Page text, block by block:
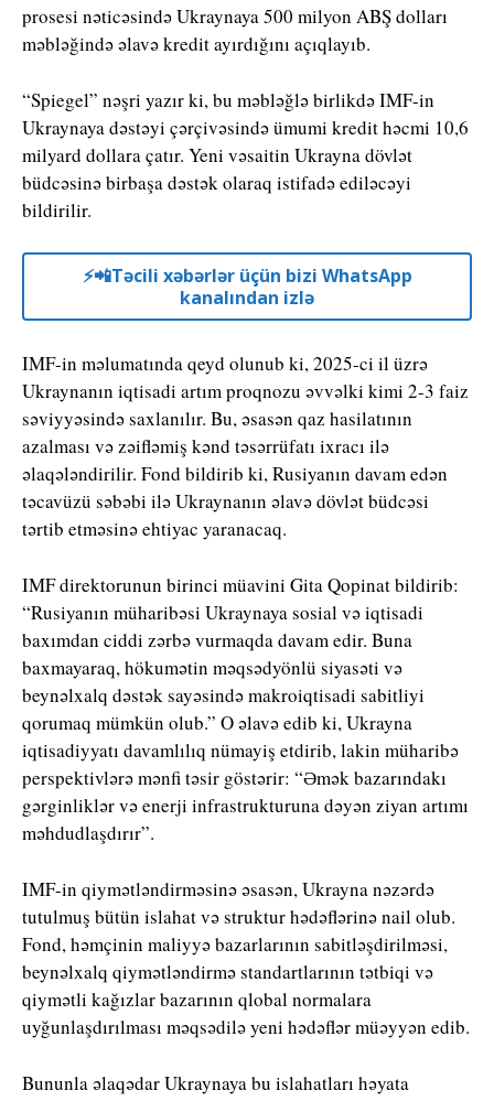
prosesi nəticəsində Ukraynaya 500 milyon ABŞ dolları
məbləğində əlavə kredit ayırdığını açıqlayıb.
“Spiegel” nəşri yazır ki, bu məbləğlə birlikdə IMF-in
Ukraynaya dəstəyi çərçivəsində ümumi kredit həcmi 10,6
milyard dollara çatır. Yeni vəsaitin Ukrayna dövlət
büdcəsinə birbaşa dəstək olaraq istifadə ediləcəyi
bildirilir.
⚡️📲Təcili xəbərlər üçün bizi WhatsApp
kanalından izlə
IMF-in məlumatında qeyd olunub ki, 2025-ci il üzrə
Ukraynanın iqtisadi artım proqnozu əvvəlki kimi 2-3 faiz
səviyyəsində saxlanılır. Bu, əsasən qaz hasilatının
azalması və zəifləmiş kənd təsərrüfatı ixracı ilə
əlaqələndirilir. Fond bildirib ki, Rusiyanın davam edən
təcavüzü səbəbi ilə Ukraynanın əlavə dövlət büdcəsi
tərtib etməsinə ehtiyac yaranacaq.
IMF direktorunun birinci müavini Gita Qopinat bildirib:
“Rusiyanın müharibəsi Ukraynaya sosial və iqtisadi
baxımdan ciddi zərbə vurmaqda davam edir. Buna
baxmayaraq, hökumətin məqsədyönlü siyasəti və
beynəlxalq dəstək sayəsində makroiqtisadi sabitliyi
qorumaq mümkün olub.” O əlavə edib ki, Ukrayna
iqtisadiyyatı davamlılıq nümayiş etdirib, lakin müharibə
perspektivlərə mənfi təsir göstərir: “Əmək bazarındakı
gərginliklər və enerji infrastrukturuna dəyən ziyan artımı
məhdudlaşdırır”.
IMF-in qiymətləndirməsinə əsasən, Ukrayna nəzərdə
tutulmuş bütün islahat və struktur hədəflərinə nail olub.
Fond, həmçinin maliyyə bazarlarının sabitləşdirilməsi,
beynəlxalq qiymətləndirmə standartlarının tətbiqi və
qiymətli kağızlar bazarının qlobal normalara
uyğunlaşdırılması məqsədilə yeni hədəflər müəyyən edib.
Bununla əlaqədar Ukraynaya bu islahatları həyata